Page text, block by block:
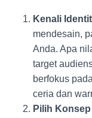
Kenali
mendesain,
Anda. Apa
target
berfokus
ceria dan
Pilih